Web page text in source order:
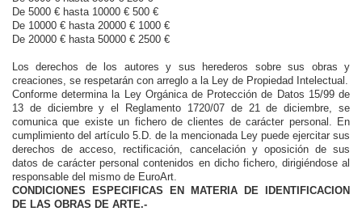
De 5000 € hasta 10000 € 500 €
De 10000 € hasta 20000 € 1000 €
De 20000 € hasta 50000 € 2500 €
Los derechos de los autores y sus herederos sobre sus obras y
creaciones, se respetarán con arreglo a la Ley de Propiedad Intelectual.
Conforme determina la Ley Orgánica de Protección de Datos 15/99 de
13 de diciembre y el Reglamento 1720/07 de 21 de diciembre, se
comunica que existe un fichero de clientes de carácter personal. En
cumplimiento del artículo 5.D. de la mencionada Ley puede ejercitar sus
derechos de acceso, rectificación, cancelación y oposición de sus
datos de carácter personal contenidos en dicho fichero, dirigiéndose al
responsable del mismo de EuroArt.
CONDICIONES ESPECIFICAS EN MATERIA DE IDENTIFICACION
DE LAS OBRAS DE ARTE.-